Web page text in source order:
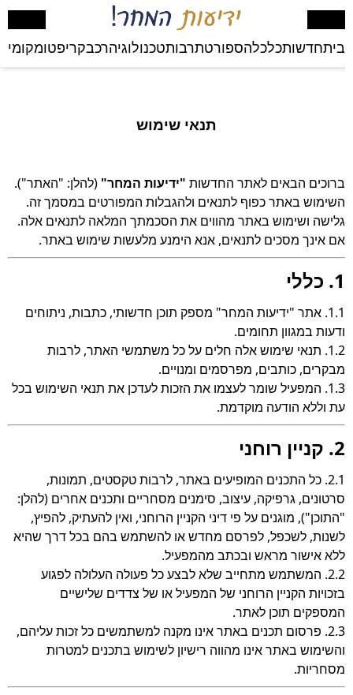
ביתחדשותכלכלהספורטתרבותטכנולוגיהרכבקריפטומקומי
תנאי שימוש
ברוכים הבאים לאתר החדשות "ידיעות המחר" (להלן: "האתר").
השימוש באתר כפוף לתנאים ולהגבלות המפורטים במסמך זה.
גלישה ושימוש באתר מהווים את הסכמתך המלאה לתנאים אלה.
אם אינך מסכים לתנאים, אנא הימנע מלעשות שימוש באתר.
1. כללי
1.1. אתר "ידיעות המחר" מספק תוכן חדשותי, כתבות, ניתוחים
ודעות במגוון תחומים.
1.2. תנאי שימוש אלה חלים על כל משתמשי האתר, לרבות
מבקרים, כותבים, מפרסמים ומנויים.
1.3. המפעיל שומר לעצמו את הזכות לעדכן את תנאי השימוש בכל
עת וללא הודעה מוקדמת.
2. קניין רוחני
2.1. כל התכנים המופיעים באתר, לרבות טקסטים, תמונות,
סרטונים, גרפיקה, עיצוב, סימנים מסחריים ותכנים אחרים (להלן:
"התוכן"), מוגנים על פי דיני הקניין הרוחני, ואין להעתיק, להפיץ,
לשנות, לשכפל, לפרסם מחדש או להשתמש בהם בכל דרך שהיא
ללא אישור מראש ובכתב מהמפעיל.
2.2. המשתמש מתחייב שלא לבצע כל פעולה העלולה לפגוע
בזכויות הקניין הרוחני של המפעיל או של צדדים שלישיים
המספקים תוכן לאתר.
2.3. פרסום תכנים באתר אינו מקנה למשתמשים כל זכות עליהם,
והשימוש באתר אינו מהווה רישיון לשימוש בתכנים למטרות
מסחריות.